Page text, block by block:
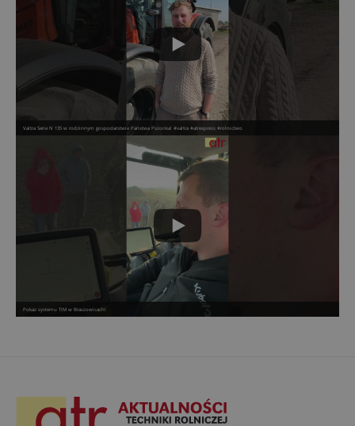
Valtra Serie N 135 w rodzinnym gospodarstwie Państwa Pszonka! #valtra #atrexpress #rolnictwo
Pokaz systemu TIM w Braszowicach!